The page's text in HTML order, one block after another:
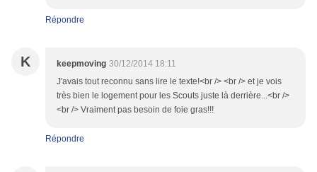
Répondre
K keepmoving 30/12/2014 18:11
J'avais tout reconnu sans lire le texte!<br /> <br /> et je vois
très bien le logement pour les Scouts juste là derrière...<br />
<br /> Vraiment pas besoin de foie gras!!!
Répondre